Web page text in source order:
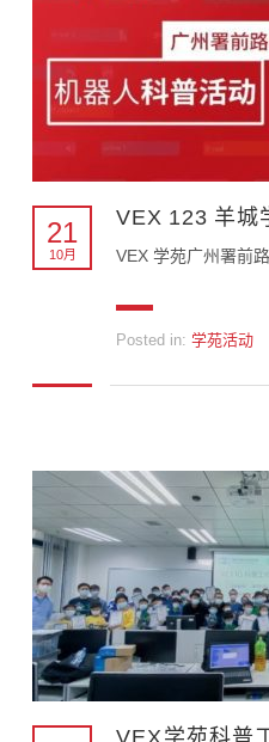
21
10月
VEX 123 羊城
VEX 学苑广州署前
Posted in: 学苑活动
VEX学苑科普